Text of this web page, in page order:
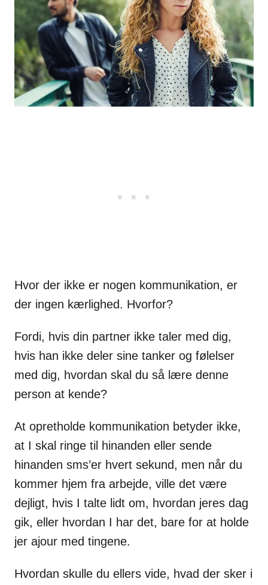
Hvor der ikke er nogen kommunikation, er
der ingen kærlighed. Hvorfor?
Fordi, hvis din partner ikke taler med dig,
hvis han ikke deler sine tanker og følelser
med dig, hvordan skal du så lære denne
person at kende?
At opretholde kommunikation betyder ikke,
at I skal ringe til hinanden eller sende
hinanden sms’er hvert sekund, men når du
kommer hjem fra arbejde, ville det være
dejligt, hvis I talte lidt om, hvordan jeres dag
gik, eller hvordan I har det, bare for at holde
jer ajour med tingene.
Hvordan skulle du ellers vide, hvad der sker i